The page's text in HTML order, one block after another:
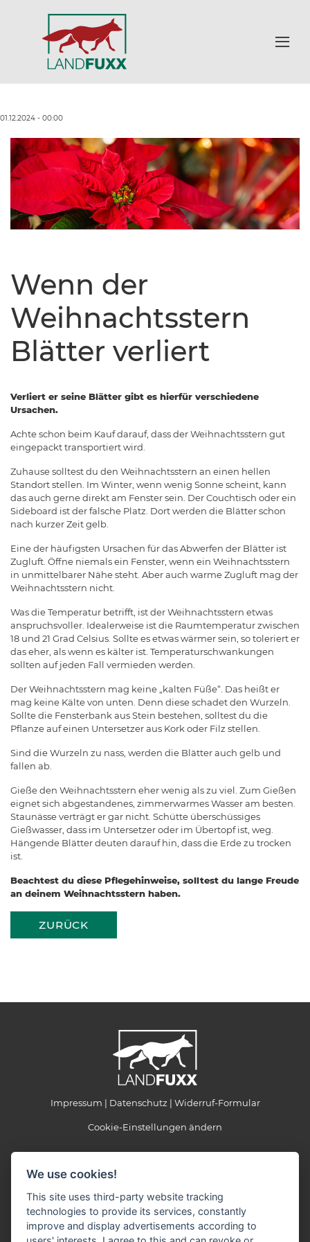
01.12.2024 - 00:00
Wenn der
Weihnachtsstern
Blätter verliert
Verliert er seine Blätter gibt es hierfür verschiedene
Ursachen.
Achte schon beim Kauf darauf, dass der Weihnachtsstern gut
eingepackt transportiert wird.
Zuhause solltest du den Weihnachtsstern an einen hellen
Standort stellen. Im Winter, wenn wenig Sonne scheint, kann
das auch gerne direkt am Fenster sein. Der Couchtisch oder ein
Sideboard ist der falsche Platz. Dort werden die Blätter schon
nach kurzer Zeit gelb.
Eine der häufigsten Ursachen für das Abwerfen der Blätter ist
Zugluft. Öffne niemals ein Fenster, wenn ein Weihnachtsstern
in unmittelbarer Nähe steht. Aber auch warme Zugluft mag der
Weihnachtsstern nicht.
Was die Temperatur betrifft, ist der Weihnachtsstern etwas
anspruchsvoller. Idealerweise ist die Raumtemperatur zwischen
18 und 21 Grad Celsius. Sollte es etwas wärmer sein, so toleriert er
das eher, als wenn es kälter ist. Temperaturschwankungen
sollten auf jeden Fall vermieden werden.
Der Weihnachtsstern mag keine „kalten Füße“. Das heißt er
mag keine Kälte von unten. Denn diese schadet den Wurzeln.
Sollte die Fensterbank aus Stein bestehen, solltest du die
Pflanze auf einen Untersetzer aus Kork oder Filz stellen.
Sind die Wurzeln zu nass, werden die Blätter auch gelb und
fallen ab.
Gieße den Weihnachtsstern eher wenig als zu viel. Zum Gießen
eignet sich abgestandenes, zimmerwarmes Wasser am besten.
Staunässe verträgt er gar nicht. Schütte überschüssiges
Gießwasser, dass im Untersetzer oder im Übertopf ist, weg.
Hängende Blätter deuten darauf hin, dass die Erde zu trocken
ist.
Beachtest du diese Pflegehinweise, solltest du lange Freude
an deinem Weihnachtsstern haben.
ZURÜCK
Impressum Datenschutz Widerruf-Formular
Cookie-Einstellungen ändern
Hopfenoher Straße 40
Telefon: 09643 300757
Telefax: 09643 300686
E-Mail:info(at)landfuxx-regn.de
We use cookies!
This site uses third-party website tracking
technologies to provide its services, constantly
improve and display advertisements according to